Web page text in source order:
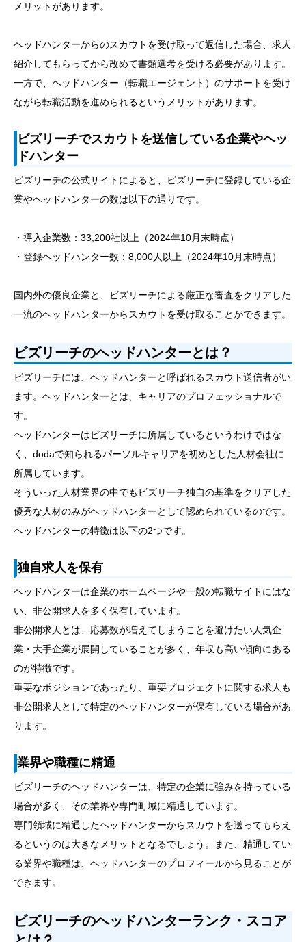
メリットがあります。
ヘッドハンターからのスカウトを受け取って返信した場合、求人
紹介してもらってから改めて書類選考を受ける必要があります。
一方で、ヘッドハンター（転職エージェント）のサポートを受け
ながら転職活動を進められるというメリットがあります。
ビズリーチでスカウトを送信している企業やヘッ
ドハンター
ビズリーチの公式サイトによると、ビズリーチに登録している企
業やヘッドハンターの数は以下の通りです。
・導入企業数：33,200社以上（2024年10月末時点）
・登録ヘッドハンター数：8,000人以上（2024年10月末時点）
国内外の優良企業と、ビズリーチによる厳正な審査をクリアした
一流のヘッドハンターからスカウトを受け取ることができます。
ビズリーチのヘッドハンターとは？
ビズリーチには、ヘッドハンターと呼ばれるスカウト送信者がい
ます。ヘッドハンターとは、キャリアのプロフェッショナルで
す。
ヘッドハンターはビズリーチに所属しているというわけではな
く、dodaで知られるパーソルキャリアを初めとした人材会社に
所属しています。
そういった人材業界の中でもビズリーチ独自の基準をクリアした
優秀な人材のみがヘッドハンターとして認められているのです。
ヘッドハンターの特徴は以下の2つです。
独自求人を保有
ヘッドハンターは企業のホームページや一般の転職サイトにはな
い、非公開求人を多く保有しています。
非公開求人とは、応募数が増えてしまうことを避けたい人気企
業・大手企業が展開していることが多く、年収も高い傾向にある
のが特徴です。
重要なポジションであったり、重要プロジェクトに関する求人も
非公開求人として特定のヘッドハンターが保有している場合があ
ります。
業界や職種に精通
ビズリーチのヘッドハンターは、特定の企業に強みを持っている
場合が多く、その業界や専門町域に精通しています。
専門領域に精通したヘッドハンターからスカウトを送ってもらえ
るというのは大きなメリットとなるでしょう。また、精通してい
る業界や職種は、ヘッドハンターのプロフィールから見ることが
できます。
ビズリーチのヘッドハンターランク・スコア